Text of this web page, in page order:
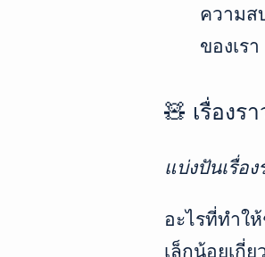
ความส
ของเรา
🧸 เรื่องร
แบ่งปันเรื่อ
อะไรที่ทำใ
เล็กน้อยเกี่